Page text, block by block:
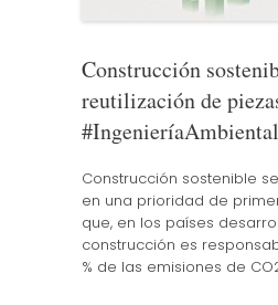
Construcción
reutilización de
#IngenieríaAmbiental
Construcción sostenible
en una prioridad de
que, en los países
construcción es
% de las emisiones de